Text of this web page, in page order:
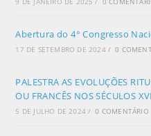
Abertura do 4° Congresso
17 DE SETEMBRO DE 2024 / 0
PALESTRA AS EVOLUÇÕES
OU FRANCÊS NOS SÉCULOS
5 DE JULHO DE 2024 / 0 COMENTÁRIO